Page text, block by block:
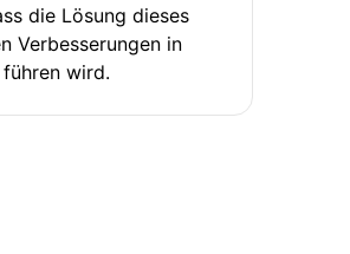
die Lösung dieses
Verbesserungen in
wird.